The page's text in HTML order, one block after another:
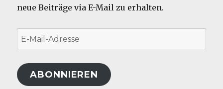
neue Beiträge via E-Mail zu erhalten.
E-
Mail-
Adresse
ABONNIEREN